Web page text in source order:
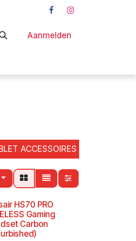
Aanmelden
ACCESSOIRES
HS70 PRO
Gaming
Carbon